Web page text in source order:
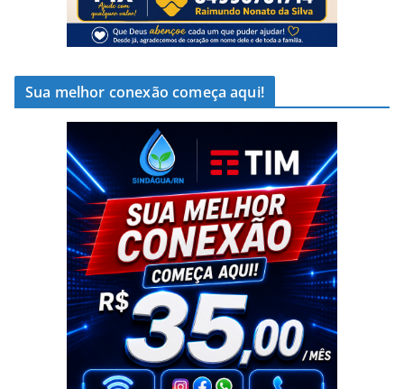
Sua melhor conexão começa aqui!